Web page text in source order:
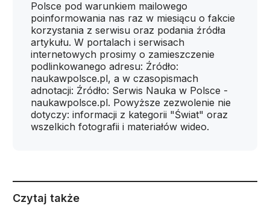
Polsce pod warunkiem mailowego
poinformowania nas raz w miesiącu o fakcie
korzystania z serwisu oraz podania źródła
artykułu. W portalach i serwisach
internetowych prosimy o zamieszczenie
podlinkowanego adresu: Źródło:
naukawpolsce.pl, a w czasopismach
adnotacji: Źródło: Serwis Nauka w Polsce -
naukawpolsce.pl. Powyższe zezwolenie nie
dotyczy: informacji z kategorii "Świat" oraz
wszelkich fotografii i materiałów wideo.
Czytaj także